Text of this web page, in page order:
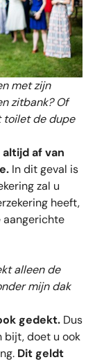
met zijn
zitbank? Of
toilet de dupe
af van
In dit geval is
zal u
heeft,
aangerichte
alleen de
mijn dak
gedekt. Dus
bijt, doet u ook
Dit geldt